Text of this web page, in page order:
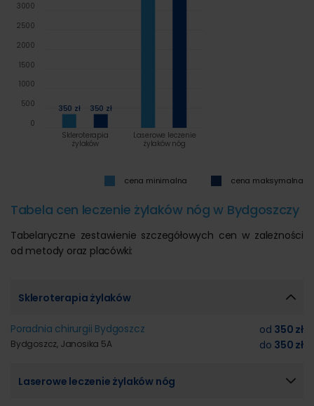
350 zł 350 zł
Skleroterapia
żylaków
Laserowe leczenie
żylaków nóg
0
500
1000
1500
2000
2500
3000
cena minimalna cena maksymalna
Tabela cen leczenie żylaków nóg w Bydgoszczy
Tabelaryczne zestawienie szczegółowych cen w zależności
od metody oraz placówki:
Skleroterapia żylaków
Poradnia chirurgii Bydgoszcz
Bydgoszcz, Janosika 5A
od 350 zł
do 350 zł
Laserowe leczenie żylaków nóg